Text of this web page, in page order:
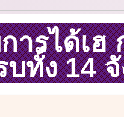
ารได้เฮ
บทั้ง 14